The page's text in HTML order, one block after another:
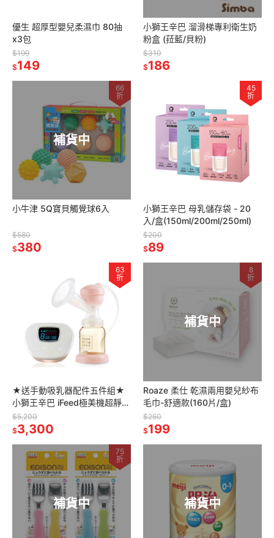
優生 超厚型嬰兒柔濕巾 80抽
x3包
$199
$149
小獅王辛巴 溜滑梯專利衛生奶
粉盒 (菈藍/貝粉)
$310
$186
補貨中
66
折
小牛津 5Q寶貝觸覺球6入
$580
$380
45
折
小獅王辛巴 母乳儲存袋 - 20
入/盒(150ml/200ml/250ml)
$200
$89
63
折
★送手動吸乳器配件五件組★
小獅王辛巴 iFeed極美機超靜音
電動吸乳器(寬口徑)
$5,200
$3,300
補貨中
8
折
Roaze 柔仕 乾濕兩用嬰兒紗布
毛巾-舒適款(160片/盒)
$250
$199
補貨中
75
折
補貨中